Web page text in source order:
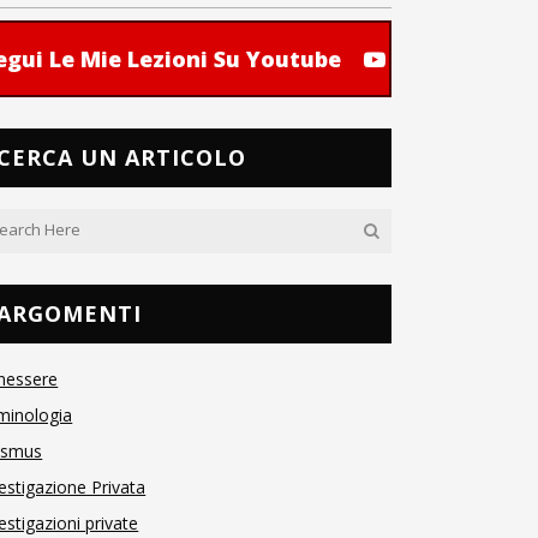
Le Mie Lezioni Su Youtube
UN ARTICOLO
Privata
private